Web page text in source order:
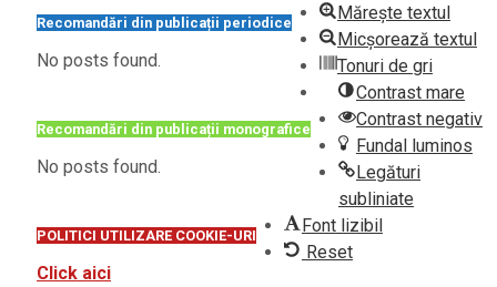
Recomandări din publicații periodice
No posts found.
Recomandări din publicații monografice
No posts found.
POLITICI UTILIZARE COOKIE-URI
Click aici
Mărește textul
Micșorează textul
Tonuri de gri
Contrast mare
Contrast negativ
Fundal luminos
Legături
subliniate
Font lizibil
Reset